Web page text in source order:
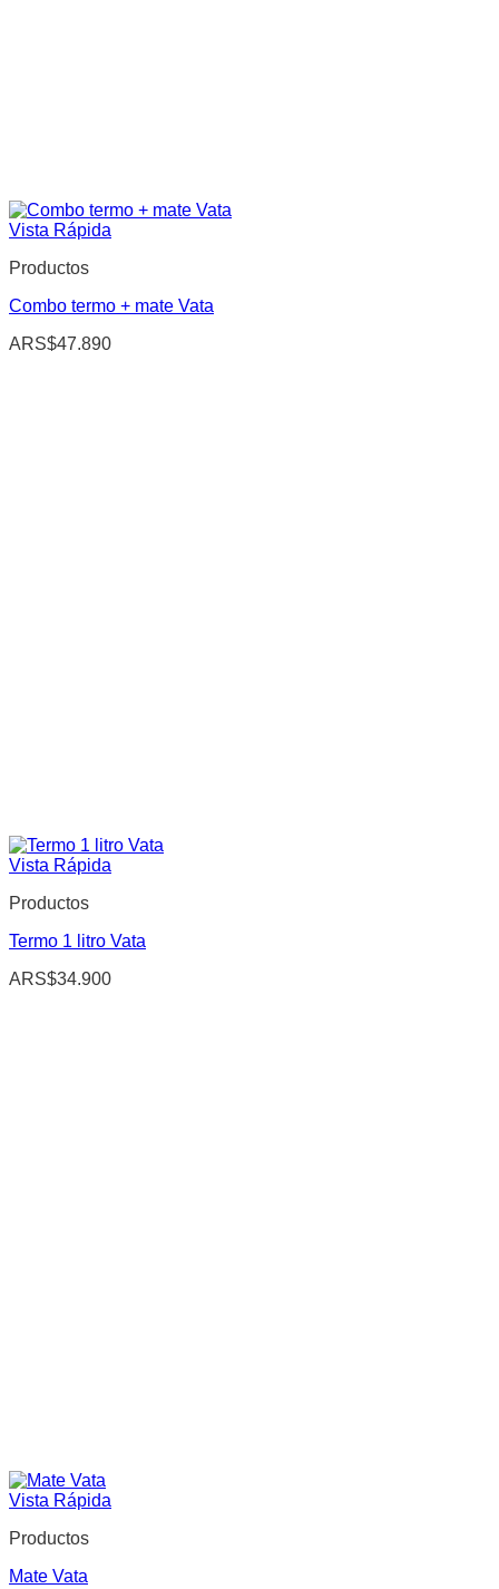
Vista Rápida
Productos
Combo termo + mate Vata
ARS$47.890
Vista Rápida
Productos
Termo 1 litro Vata
ARS$34.900
Vista Rápida
Productos
Mate Vata